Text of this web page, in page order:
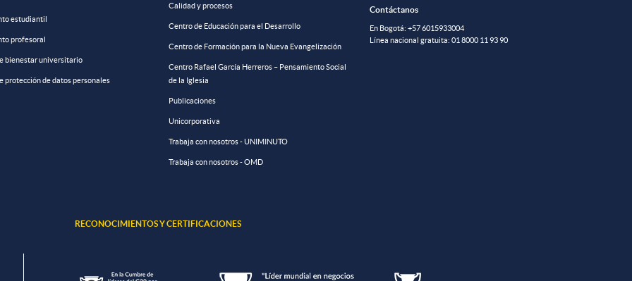
estudiantil
profesoral
bienestar universitario
protección de datos personales
Calidad y procesos
Centro de Educación para el Desarrollo
Centro de Formación para la Nueva Evangelización
Centro Rafael García Herreros – Pensamiento Social
de la Iglesia
Publicaciones
Unicorporativa
Trabaja con nosotros - UNIMINUTO
Trabaja con nosotros - OMD
Contáctanos
En Bogotá: +57 6015933004
Línea nacional gratuita: 01 8000 11 93 90
RECONOCIMIENTOS Y CERTIFICACIONES